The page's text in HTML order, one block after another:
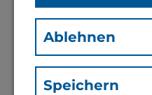
Beate
Ablehnen
Speichern